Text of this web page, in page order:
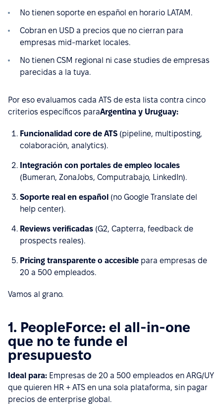
No tienen soporte en español en horario LATAM.
Cobran en USD a precios que no cierran para
empresas mid-market locales.
No tienen CSM regional ni case studies de empresas
parecidas a la tuya.
Por eso evaluamos cada ATS de esta lista contra cinco
criterios específicos paraArgentina y Uruguay:
Funcionalidad core de ATS (pipeline, multiposting,
colaboración, analytics).
Integración con portales de empleo locales
(Bumeran, ZonaJobs, Computrabajo, LinkedIn).
Soporte real en español (no Google Translate del
help center).
Reviews verificadas (G2, Capterra, feedback de
prospects reales).
Pricing transparente o accesible para empresas de
20 a 500 empleados.
Vamos al grano.
1. PeopleForce: el all-in-one
que no te funde el
presupuesto
Ideal para: Empresas de 20 a 500 empleados en ARG/UY
que quieren HR + ATS en una sola plataforma, sin pagar
precios de enterprise global.